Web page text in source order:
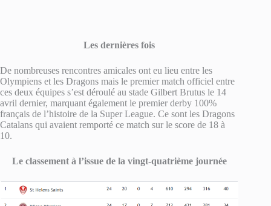
Les dernières fois
De nombreuses rencontres amicales ont eu lieu entre les
Olympiens et les Dragons mais le premier match officiel entre
ces deux équipes s’est déroulé au stade Gilbert Brutus le 14
avril dernier, marquant également le premier derby 100%
français de l’histoire de la Super League. Ce sont les Dragons
Catalans qui avaient remporté ce match sur le score de 18 à
10.
Le classement à l’issue de la vingt-quatrième journée